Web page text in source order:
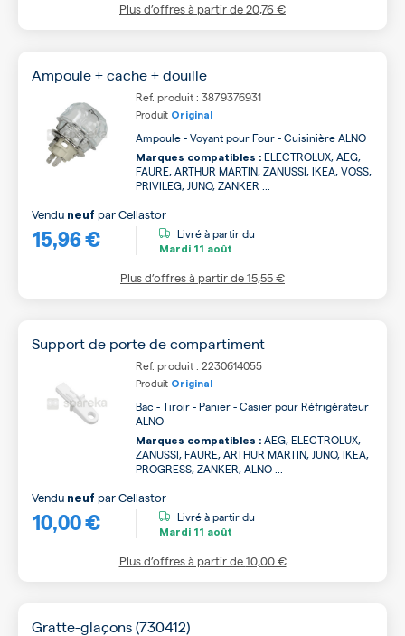
Plus d’offres à partir de20,76 €
Ampoule + cache + douille
Ref. produit : 3879376931
Produit Original
Ampoule - Voyant pour Four - Cuisinière ALNO
Marques compatibles : ELECTROLUX, AEG,
FAURE, ARTHUR MARTIN, ZANUSSI, IKEA, VOSS,
PRIVILEG, JUNO, ZANKER ...
15,96 €
Vendu neuf parCellastor
Livré à partir du
Mardi 11 août
Plus d’offres à partir de15,55 €
Support de porte de compartiment
Ref. produit : 2230614055
Produit Original
Bac - Tiroir - Panier - Casier pour Réfrigérateur
ALNO
Marques compatibles : AEG, ELECTROLUX,
ZANUSSI, FAURE, ARTHUR MARTIN, JUNO, IKEA,
PROGRESS, ZANKER, ALNO ...
10,00 €
Vendu neuf parCellastor
Livré à partir du
Mardi 11 août
Plus d’offres à partir de10,00 €
Gratte-glaçons (730412)